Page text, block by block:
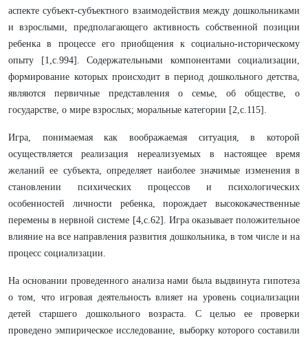
аспекте субъект-субъектного взаимодействия между дошкольниками
и взрослыми, предполагающего активность собственной позиции
ребенка в процессе его приобщения к социально-историческому
опыту [1,с.994]. Содержательными компонентами социализации,
формирование которых происходит в период дошкольного детства,
являются первичные представления о семье, об обществе, о
государстве, о мире взрослых; моральные категории [2,с.115].
Игра, понимаемая как воображаемая ситуация, в которой
осуществляется реализация нереализуемых в настоящее время
желаний ее субъекта, определяет наиболее значимые изменения в
становлении психических процессов и психологических
особенностей личности ребенка, порождает высококачественные
перемены в нервной системе [4,с.62]. Игра оказывает положительное
влияние на все направления развития дошкольника, в том числе и на
процесс социализации.
На основании проведенного анализа нами была выдвинута гипотеза
о том, что игровая деятельность влияет на уровень социализации
детей старшего дошкольного возраста. С целью ее проверки
проведено эмпирическое исследование, выборку которого составили